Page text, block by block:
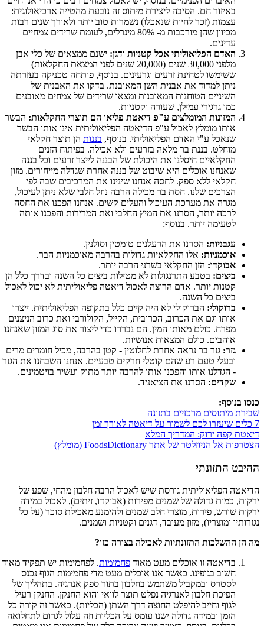
באיזור חם. הסיבה ליצירת מיתוס זה נובעת מהטייה ארכיאולוגית:
עצמות (זכר לחיות שנאכלו) נשמרות טוב יותר ולאורך שנים רבות
מכיוון שהן מורכבות מ- 80% מינרלים, לעומת שרידים צמחיים
עדינים.
האדם הפליאוליתי אכל קטניות ודגן: ישנם ממצאים של כלי אבן
מלפני 30,000 שנים (20,000 שנים לפני המצאת החקלאות
)
ששימשו לטחינת זרעים וגרעינים. בנוסף, פותחה טכניקה בעזרתה
ניתן למדוד את אבנית השן המאובנת. בדקו את האבנית של
השיניים הטוחנות המאובנות ומצאו שרידים של צמחים מאובנים
כמו גרגירי עמילן, שעורה וקטניות.
המזונות המומלצים ע"פ דיאטת פליאו הם תוצרי החקלאות: הבשר
אותו מומלץ לאכול ע"פ הדיאטה הפליאוליתית אינו אותו הבשר
שנאכל ע"י האדם הפליאוליתי. בנוסף, בננות הן תוצר חקלאי
מוחלט. בננת בר מלאה בזרעים ולא אכילה. בפיתוח הזנים
החקלאיים חיסלנו את היכולת של הבננה לייצר זרעים וכל בננה
שאנחנו אוכלים היא שיבוט של בננה אחרת שגדלה מייחורים. מזון
חקלאי ללא ספק. לחסה אנחנו שינינו את המרכיבים שבה לפי
הצרכים שלנו. חסת בר מכילה הרבה נוזל חלבי שלא ניתן לעיכול,
מגרה את מערכת העיכול והעלים קשים. אנחנו הפכנו את החסה
לרכה יותר, הסרנו את המיץ החלבי ואת המרירות והפכנו אותה
לטעימה יותר. בנוסף:
עגבניות: הסרנו את הרעלנים טומטין וסולנין.
אוכמניות: אלו החקלאיות גדולות בהרבה מאוכמניות הבר.
אבוקדו: הזן החקלאי בשרני הרבה יותר.
ביצים: בטבע התרנגולות לא מטילות ביצים כל השנה ובדרך כלל הן
קטנות יותר. אדם הרוצה לאכול דיאטה פליאוליתית לא יכול לאכול
ביצים כל השנה.
ברוקולי: הברוקולי לא היה קיים כלל בתקופה הפליאוליתית. ייצרו
אותו וגם את הכרוב, הכרובית, הקייל, הקולורבי ואת כרוב הניצנים
מפרח. כולם מאותו המין. הם נבררו כדי ליצור את סוג המזון שאנחנו
אוהבים. כולם המצאות אנושיות.
גזר: גזר בר נראה אחרת לחלוטין - קטן בהרבה, מכיל חומרים מרים
ובעלי טעם רע שהם קוטלי חרקים טבעיים. אנחנו השבחנו את הגזר
- הגדלנו אותו והפכנו אותו להרבה יותר מתוק ועשיר בויטמינים.
שקדים: הסרנו את הציאניד.
כנסו בנוסף:
שבירת מיתוסים מרכזיים בתזונה
7 כלים שיעזרו לכם לשמור על דיאטה לאורך זמן
דיאטת קפה ירוק: המדריך המלא
הצטרפות אל הניוזלטר של אתר FoodsDictionary (מומלץ)
ההיבט התזונתי
הדיאטה הפליאוליתית גורסת שיש לאכול הרבה חלבון מהחי, שפע של
ירקות, כמות גדולה של שמנים מפירות (אבוקדו, זיתים), לאכול במידה
ירקות שורש, פירות, מוצרי חלב שמנים ולהימנע מאכילת סוכר (על כל
נגזרותיו ומוצריו), מזון מעובד, דגנים וקטניות ושמנים.
מה הן ההשלכות התזונתיות לאכילה בצורה כזו?
בדיאטה זו אוכלים מעט מאוד פחמימות. לפחמימות יש תפקיד מאוד
חשוב בגופינו. כאשר אנו אוכלים מעט מדי פחמימות הגוף נכנס
לסטרס ובמקביל משתמש בחלבון בתור ספק אנרגיה. בתהליך של
הפיכת חלבון לאנרגיה נפלט תוצר לוואי והוא החנקן. החנקן רעיל
לגוף וחייב להיפלט החוצה דרך השתן (הכליות). כאשר זה קורה כל
הזמן ובמידה גדולה ישנו עומס על הכליות וזה עלול לגרום לתחלואה